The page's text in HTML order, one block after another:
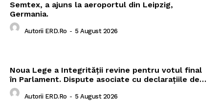
Semtex, a ajuns la aeroportul din Leipzig,
Germania.
Autorii ERD.ro - 5 August 2026
Noua Lege a Integrității revine pentru votul final
în Parlament. Dispute asociate cu declarațiile de…
Autorii ERD.ro - 5 August 2026